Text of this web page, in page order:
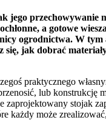
jego przechowywanie
a gotowe
ogrodnictwa. W
jak dobrać
praktycznego
lub konstrukcję
zaprojektowany stojak
każdy może